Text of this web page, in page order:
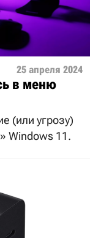
25 апреля 2024
в меню
(или угрозу)
Windows 11.